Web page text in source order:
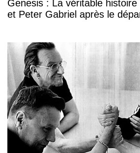
Genesis : La véritable
et Peter Gabriel après le